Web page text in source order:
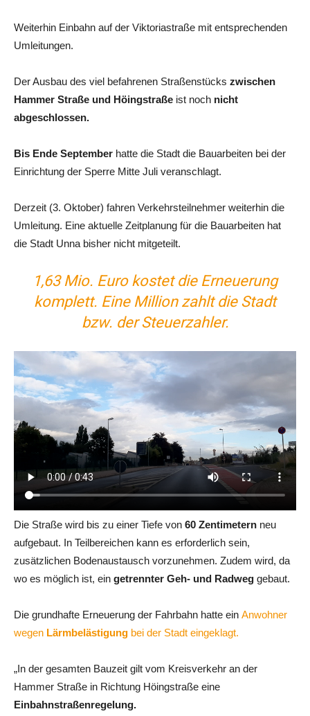
Weiterhin Einbahn auf der Viktoriastraße mit entsprechenden
Umleitungen.
Der Ausbau des viel befahrenen Straßenstücks zwischen
Hammer Straße und Höingstraße ist noch nicht
abgeschlossen.
Bis Ende September hatte die Stadt die Bauarbeiten bei der
Einrichtung der Sperre Mitte Juli veranschlagt.
Derzeit (3. Oktober) fahren Verkehrsteilnehmer weiterhin die
Umleitung. Eine aktuelle Zeitplanung für die Bauarbeiten hat
die Stadt Unna bisher nicht mitgeteilt.
1,63 Mio. Euro kostet die Erneuerung
komplett. Eine Million zahlt die Stadt
bzw. der Steuerzahler.
Die Straße wird bis zu einer Tiefe von 60 Zentimetern neu
aufgebaut. In Teilbereichen kann es erforderlich sein,
zusätzlichen Bodenaustausch vorzunehmen. Zudem wird, da
wo es möglich ist, ein getrennter Geh- und Radweg gebaut.
Die grundhafte Erneuerung der Fahrbahn hatte ein Anwohner
wegen Lärmbelästigung bei der Stadt eingeklagt.
„In der gesamten Bauzeit gilt vom Kreisverkehr an der
Hammer Straße in Richtung Höingstraße eine
Einbahnstraßenregelung.